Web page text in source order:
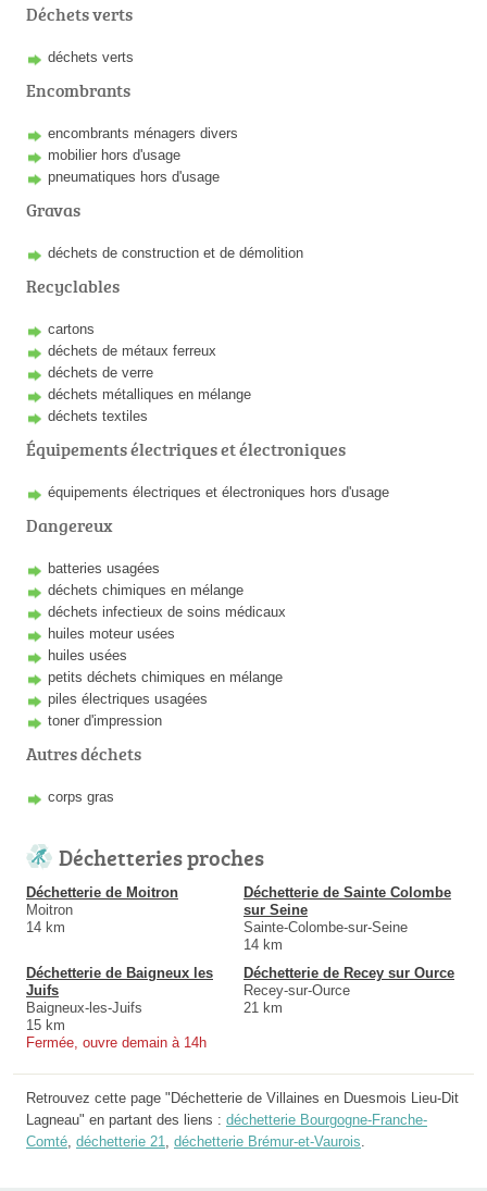
Déchets verts
déchets verts
Encombrants
encombrants ménagers divers
mobilier hors d'usage
pneumatiques hors d'usage
Gravas
déchets de construction et de démolition
Recyclables
cartons
déchets de métaux ferreux
déchets de verre
déchets métalliques en mélange
déchets textiles
Équipements électriques et électroniques
équipements électriques et électroniques hors d'usage
Dangereux
batteries usagées
déchets chimiques en mélange
déchets infectieux de soins médicaux
huiles moteur usées
huiles usées
petits déchets chimiques en mélange
piles électriques usagées
toner d'impression
Autres déchets
corps gras
Déchetteries proches
Déchetterie de Moitron
Moitron
14 km
Déchetterie de Sainte Colombe
sur Seine
Sainte-Colombe-sur-Seine
14 km
Déchetterie de Baigneux les
Juifs
Baigneux-les-Juifs
15 km
Fermée, ouvre demain à 14h
Déchetterie de Recey sur Ource
Recey-sur-Ource
21 km
Retrouvez cette page "Déchetterie de Villaines en Duesmois Lieu-Dit
Lagneau" en partant des liens : déchetterie Bourgogne-Franche-
Comté déchetterie 21 déchetterie Brémur-et-Vaurois